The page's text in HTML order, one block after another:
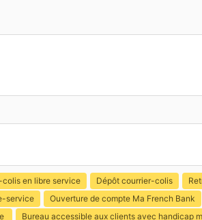
en libre service Dépôt courrier-colis
service Ouverture de compte Ma French Bank
Bureau accessible aux clients avec handicap